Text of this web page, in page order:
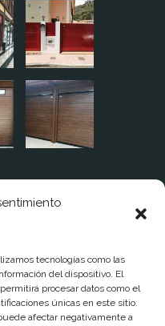
tecnologías como las
del dispositivo. El
procesar datos como el
únicas en este sitio.
afectar negativamente a